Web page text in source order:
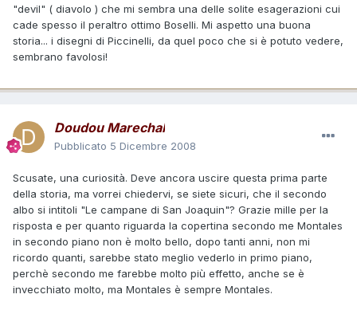
"devil" ( diavolo ) che mi sembra una delle solite esagerazioni cui
cade spesso il peraltro ottimo Boselli. Mi aspetto una buona
storia... i disegni di Piccinelli, da quel poco che si è potuto vedere,
sembrano favolosi!
Doudou Marechal
Pubblicato 5 Dicembre 2008
Scusate, una curiosità. Deve ancora uscire questa prima parte
della storia, ma vorrei chiedervi, se siete sicuri, che il secondo
albo si intitoli "Le campane di San Joaquin"? Grazie mille per la
risposta e per quanto riguarda la copertina secondo me Montales
in secondo piano non è molto bello, dopo tanti anni, non mi
ricordo quanti, sarebbe stato meglio vederlo in primo piano,
perchè secondo me farebbe molto più effetto, anche se è
invecchiato molto, ma Montales è sempre Montales.